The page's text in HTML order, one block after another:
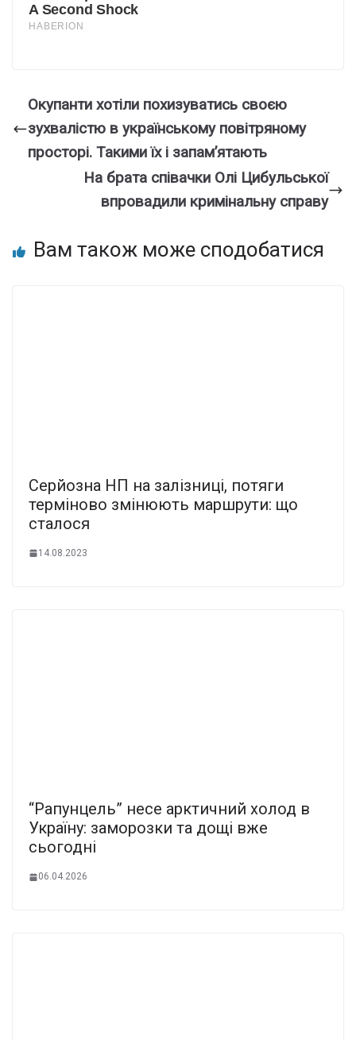
Окупанти хотіли похизуватись своєю
зухвалістю в українському повітряному
просторі. Такими їх і запам’ятають
На брата співачки Олі Цибульської
впровадили кримінальну справу
Вам також може сподобатися
Серйозна НП на залізниці, потяги
терміново змінюють маршрути: що
сталося
14.08.2023
“Рапунцель” несе арктичний холод в
Україну: заморозки та дощі вже
сьогодні
06.04.2026